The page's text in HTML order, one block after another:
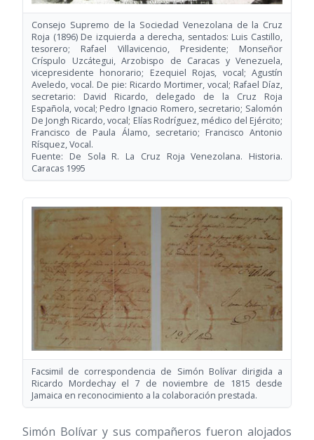
Consejo Supremo de la Sociedad Venezolana de la Cruz
Roja (1896)De izquierda a derecha, sentados: Luis Castillo,
tesorero; Rafael Villavicencio, Presidente; Monseñor
Críspulo Uzcátegui, Arzobispo de Caracas y Venezuela,
vicepresidente honorario; Ezequiel Rojas, vocal; Agustín
Aveledo, vocal. De pie: Ricardo Mortimer, vocal; Rafael Díaz,
secretario: David Ricardo, delegado de la Cruz Roja
Española, vocal; Pedro Ignacio Romero, secretario; Salomón
De Jongh Ricardo, vocal; Elías Rodríguez, médico del Ejército;
Francisco de Paula Álamo, secretario; Francisco Antonio
Rísquez, Vocal.
Fuente: De Sola R. La Cruz Roja Venezolana. Historia.
Caracas 1995
Facsimil de correspondencia de Simón Bolívar dirigida a
Ricardo Mordechay el 7 de noviembre de 1815 desde
Jamaica en reconocimiento a la colaboración prestada.
Simón Bolívar y sus compañeros fueron alojados